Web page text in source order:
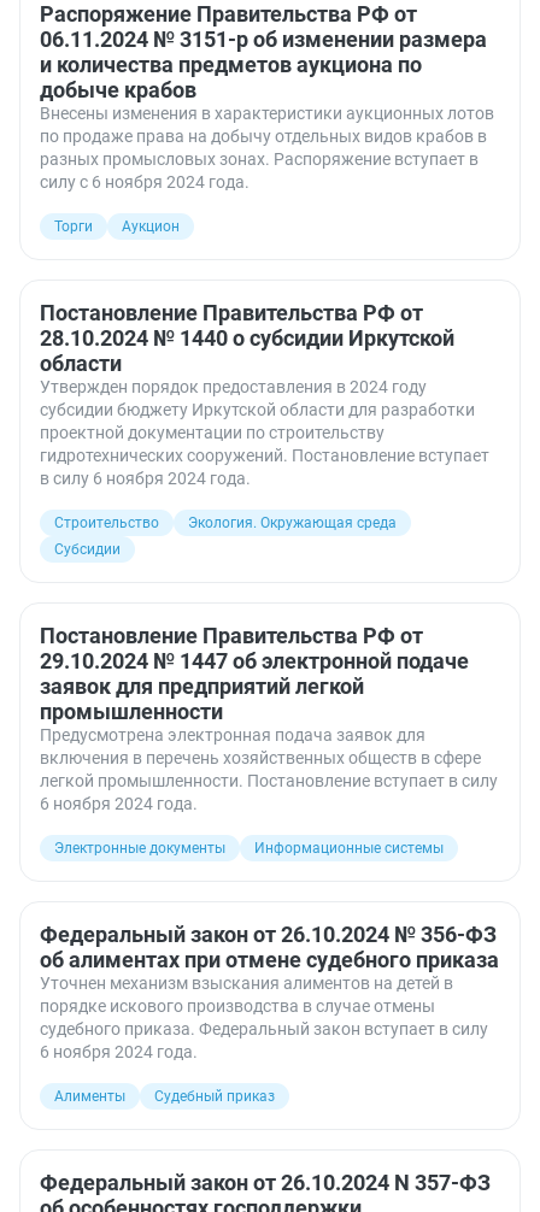
Распоряжение Правительства РФ от
06.11.2024 № 3151-р об изменении размера
и количества предметов аукциона по
добыче крабов
Внесены изменения в характеристики аукционных лотов
по продаже права на добычу отдельных видов крабов в
разных промысловых зонах. Распоряжение вступает в
силу с 6 ноября 2024 года.
Торги Аукцион
Постановление Правительства РФ от
28.10.2024 № 1440 о субсидии Иркутской
области
Утвержден порядок предоставления в 2024 году
субсидии бюджету Иркутской области для разработки
проектной документации по строительству
гидротехнических сооружений. Постановление вступает
в силу 6 ноября 2024 года.
Строительство
Экология. Окружающая среда
Субсидии
Постановление Правительства РФ от
29.10.2024 № 1447 об электронной подаче
заявок для предприятий легкой
промышленности
Предусмотрена электронная подача заявок для
включения в перечень хозяйственных обществ в сфере
легкой промышленности. Постановление вступает в силу
6 ноября 2024 года.
Электронные документы Информационные системы
Федеральный закон от 26.10.2024 № 356-ФЗ
об алиментах при отмене судебного приказа
Уточнен механизм взыскания алиментов на детей в
порядке искового производства в случае отмены
судебного приказа. Федеральный закон вступает в силу
6 ноября 2024 года.
Алименты Судебный приказ
Федеральный закон от 26.10.2024 N 357-ФЗ